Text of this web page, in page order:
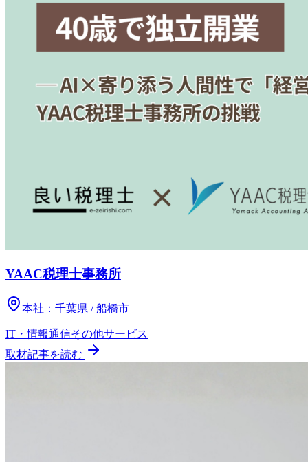
YAAC税理士事務所
本社： 千葉県 / 船橋市
IT・情報通信その他サービス
取材記事を読む